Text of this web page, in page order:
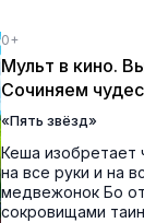
0+
Мульт в кино.
Сочиняем
«Пять звёзд»
Кеша изобретает
на все руки и на
медвежонок Бо
сокровищами